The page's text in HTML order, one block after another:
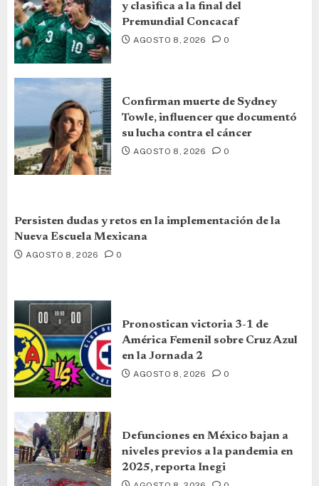
y clasifica a la final del
Premundial Concacaf
AGOSTO 8, 2026 0
Confirman muerte de Sydney
Towle, influencer que documentó
su lucha contra el cáncer
AGOSTO 8, 2026 0
Persisten dudas y retos en la implementación de la
Nueva Escuela Mexicana
AGOSTO 8, 2026 0
Pronostican victoria 3-1 de
América Femenil sobre Cruz Azul
en la Jornada 2
AGOSTO 8, 2026 0
Defunciones en México bajan a
niveles previos a la pandemia en
2025, reporta Inegi